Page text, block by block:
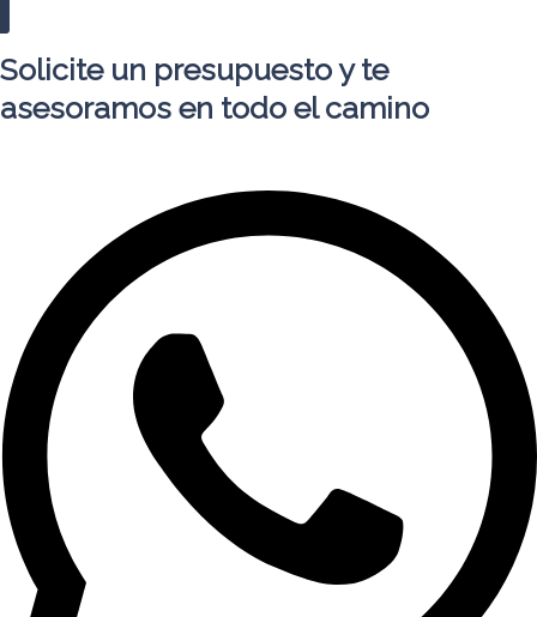
Solicite un presupuesto y te
asesoramos en todo el camino